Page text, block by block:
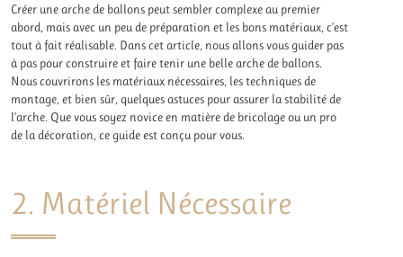
Créer une arche de ballons peut sembler complexe au premier
abord, mais avec un peu de préparation et les bons matériaux, c’est
tout à fait réalisable. Dans cet article, nous allons vous guider pas
à pas pour construire et faire tenir une belle arche de ballons.
Nous couvrirons les matériaux nécessaires, les techniques de
montage, et bien sûr, quelques astuces pour assurer la stabilité de
l’arche. Que vous soyez novice en matière de bricolage ou un pro
de la décoration, ce guide est conçu pour vous.
2. Matériel Nécessaire